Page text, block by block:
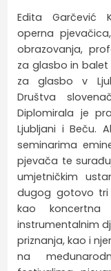
Edita Garčević
operna
obrazovanja,
za glasbo in balet
za glasbo v
Društva
Diplomirala je
Ljubljani i Beču.
seminarima
pjevača te
umjetničkim
dugog gotovo tri
kao
instrumentalnim
priznanja, kao i
na